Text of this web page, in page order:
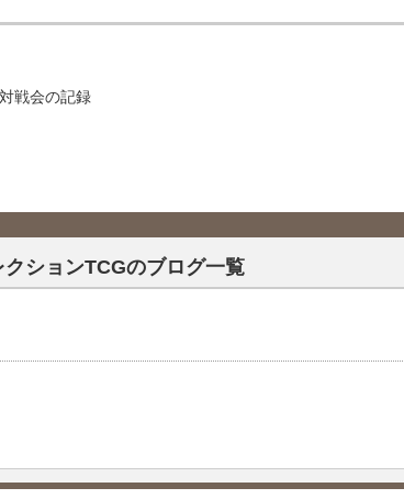
戦会の記録
ションTCGのブログ一覧